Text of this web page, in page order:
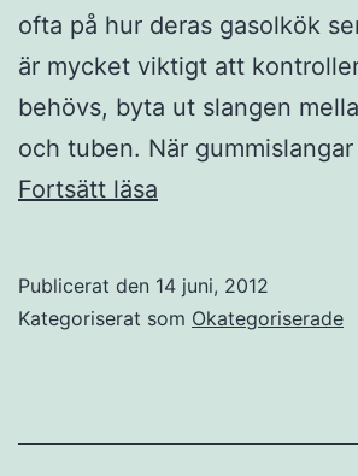
ofta på hur deras gasolkök
är mycket viktigt att
behövs, byta ut slangen
och tuben. När
Fortsätt läsa
Publicerat den 14 juni, 2012
Kategoriserat som Okategoriserade